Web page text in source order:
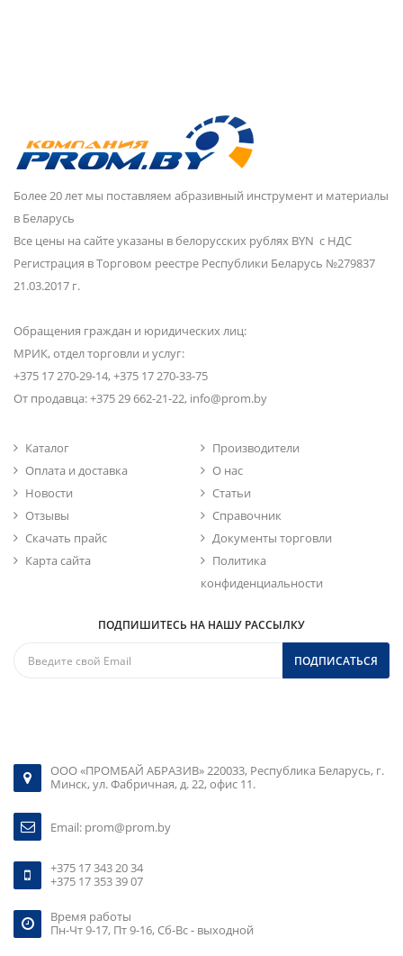
Более 20 лет мы поставляем абразивный инструмент и материалы
в Беларусь
Все цены на сайте указаны в белорусских рублях BYN с НДС
Регистрация в Торговом реестре Республики Беларусь №279837
21.03.2017 г.
Обращения граждан и юридических лиц:
МРИК, отдел торговли и услуг:
+375 17 270-29-14, +375 17 270-33-75
От продавца: +375 29 662-21-22, info@prom.by
Каталог
Производители
Оплата и доставка
О нас
Новости
Статьи
Отзывы
Справочник
Скачать прайс
Документы торговли
Карта сайта
Политика
конфиденциальности
ПОДПИШИТЕСЬ НА НАШУ РАССЫЛКУ
ПОДПИСАТЬСЯ
ООО «ПРОМБАЙ АБРАЗИВ» 220033, Республика Беларусь, г.
Минск, ул. Фабричная, д. 22, офис 11.
Email: prom@prom.by
+375 17 343 20 34
+375 17 353 39 07
Время работы
Пн-Чт 9-17, Пт 9-16, Сб-Вс - выходной